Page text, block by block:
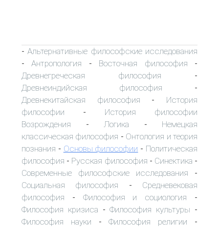
-Альтернативные философские исследования
-Антропология - Восточная философия -
Древнегреческая философия -
Древнеиндийская философия -
Древнекитайская философия - История
философии - История философии
Возрождения - Логика - Немецкая
классическая философия - Онтология и теория
познания - Основы философии - Политическая
философия - Русская философия - Синектика -
Современные философские исследования -
Социальная философия - Средневековая
философия - Философия и социология -
Философия кризиса -Философия культуры -
Философия науки -Философия религии -